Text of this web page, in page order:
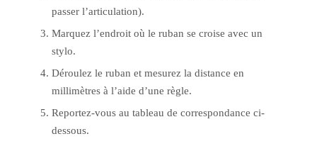
passer l’articulation).
Marquez l’endroit où le ruban se croise avec un
stylo.
Déroulez le ruban et mesurez la distance en
millimètres à l’aide d’une règle.
Reportez-vous au tableau de correspondance ci-
dessous.